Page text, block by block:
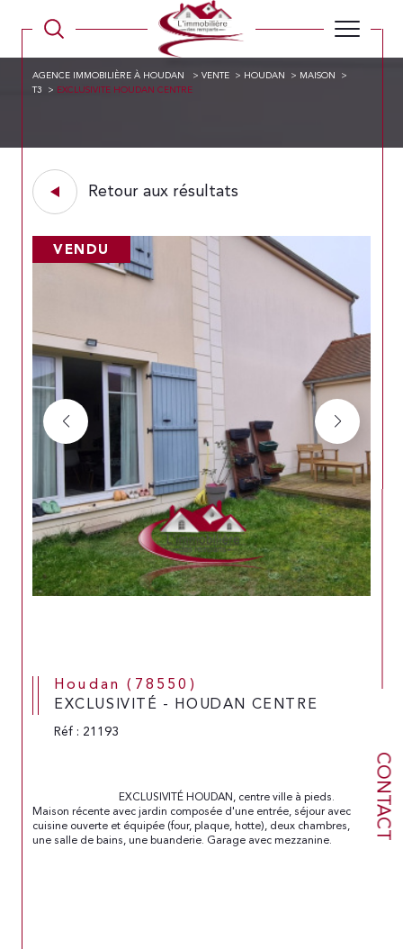
CONTACT
AGENCE IMMOBILIÈRE À HOUDAN VENTE HOUDAN
MAISON
T3
EXCLUSIVITE HOUDAN CENTRE
Retour aux résultats
VENDU
Houdan (78550)
EXCLUSIVITÉ - HOUDAN CENTRE
Réf : 21193
Maison récente avec jardin composée d'une entrée, séjour avec
cuisine ouverte et équipée (four, plaque, hotte), deux chambres,
une salle de bains, une buanderie. Garage avec mezzanine.